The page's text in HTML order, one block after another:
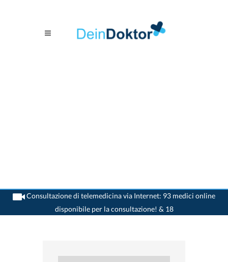
Consultazione di telemedicina via Internet: 93 medici online
disponibile per la consultazione! & 18
>Medico generico>Galgenen>Dr. Anton Schmid